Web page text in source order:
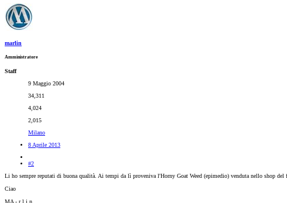
marlin
Amministratore
Staff
9 Maggio 2004
34,311
4,024
2,015
Milano
8 Aprile 2013
#2
Li ho sempre reputati di buona qualità. Ai tempi da lì proveniva l'Horny Goat Weed (epimedio) venduta nello shop del
Ciao
MA - r l i n